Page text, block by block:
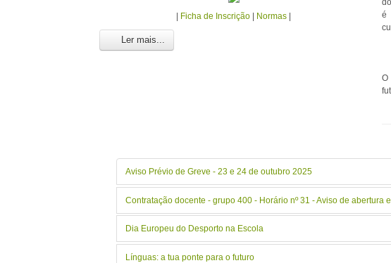
Ficha de Inscrição Normas
Ler mais...
é
O
Aviso Prévio de Greve - 23 e 24 de outubro 2025
Contratação docente - grupo 400 - Horário nº 31 - Aviso de abertura
Dia Europeu do Desporto na Escola
Línguas: a tua ponte para o futuro